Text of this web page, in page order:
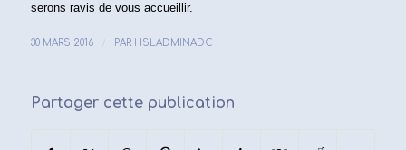
serons ravis de vous accueillir.
30 MARS 2016 PAR HSLADMINADC
Partager cette publication